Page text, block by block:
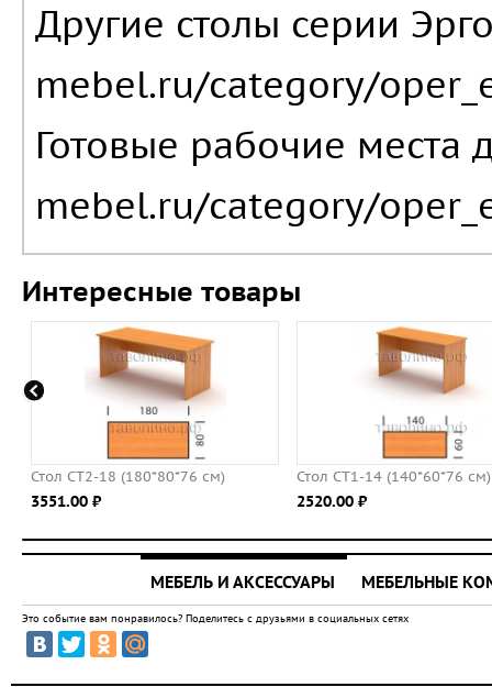
Другие столы серии
mebel.ru/category/
Готовые рабочие
mebel.ru/category/
Интересные товары
см) Стол СТ1-14 (140*60*76 см) Стол СТ3-
МЕБЕЛЬ И АКСЕССУАРЫ МЕБЕЛЬНЫЕ
Это событие вам понравилось? Поделитесь с друзьями в социальных сетях